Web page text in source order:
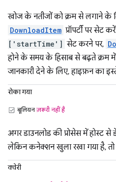
खोज के नतीजों को क्रम से लगाने के
DownloadItem प्रॉपर्टी पर सेट
['startTime'] सेट करने पर,
होने के समय के हिसाब से बढ़ते क्रम में
जानकारी देने के लिए, हाइफ़न का
रोका गया
बूलियनज़रूरी नहीं है
अगर डाउनलोड की प्रोसेस में होस्ट से
लेकिन कनेक्शन खुला रखा गया है, तो
क्वेरी